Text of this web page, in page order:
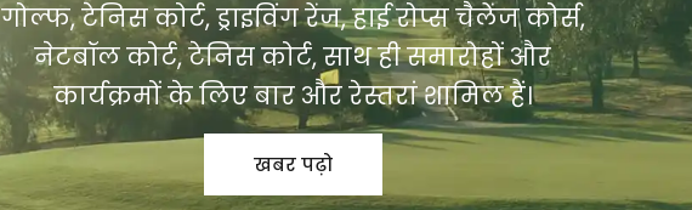
गोल्फ, टेनिस कोर्ट, ड्राइविंग रेंज, हाई रोप्स चैलेंज कोर्स,
नेटबॉल कोर्ट, टेनिस कोर्ट, साथ ही समारोहों और
कार्यक्रमों के लिए बार और रेस्तरां शामिल हैं।
खबर पढ़ो